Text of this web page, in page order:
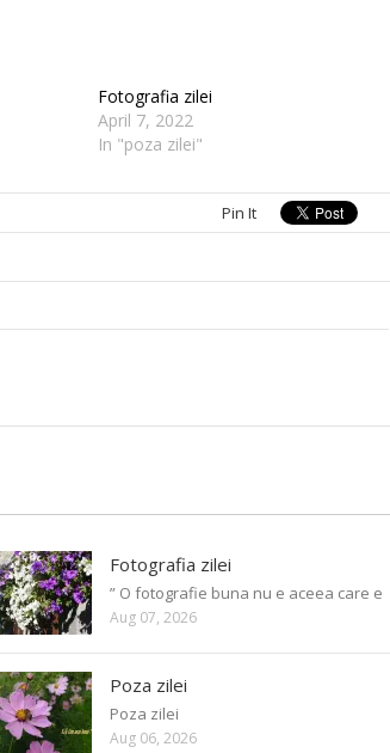
Fotografia zilei
April 7, 2022
In "poza zilei"
Pin It
Fotografia zilei
” O fotografie buna nu e aceea care e
Aug 07, 2026
Poza zilei
Poza zilei
Aug 06, 2026